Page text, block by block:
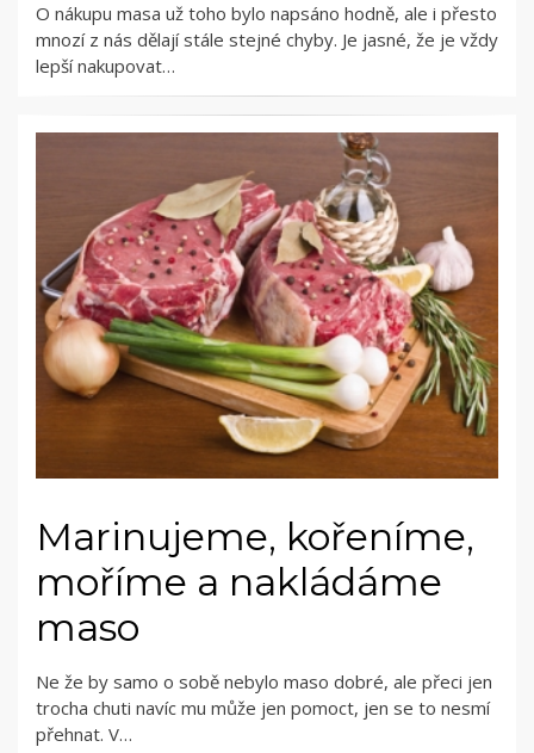
O nákupu masa už toho bylo napsáno hodně, ale i přesto
mnozí z nás dělají stále stejné chyby. Je jasné, že je vždy
lepší nakupovat…
Marinujeme, kořeníme,
moříme a nakládáme
maso
Ne že by samo o sobě nebylo maso dobré, ale přeci jen
trocha chuti navíc mu může jen pomoct, jen se to nesmí
přehnat. V…